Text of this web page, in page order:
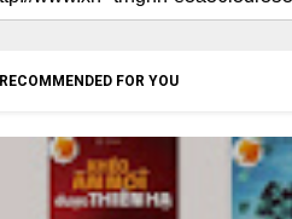
RECOMMENDED FOR YOU